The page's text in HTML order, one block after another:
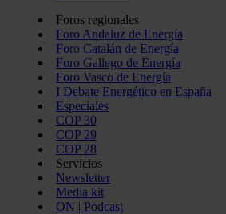
Foros regionales
Foro Andaluz de Energía
Foro Catalán de Energía
Foro Gallego de Energía
Foro Vasco de Energía
I Debate Energético en España
Especiales
COP 30
COP 29
COP 28
Servicios
Newsletter
Media kit
ON | Podcast